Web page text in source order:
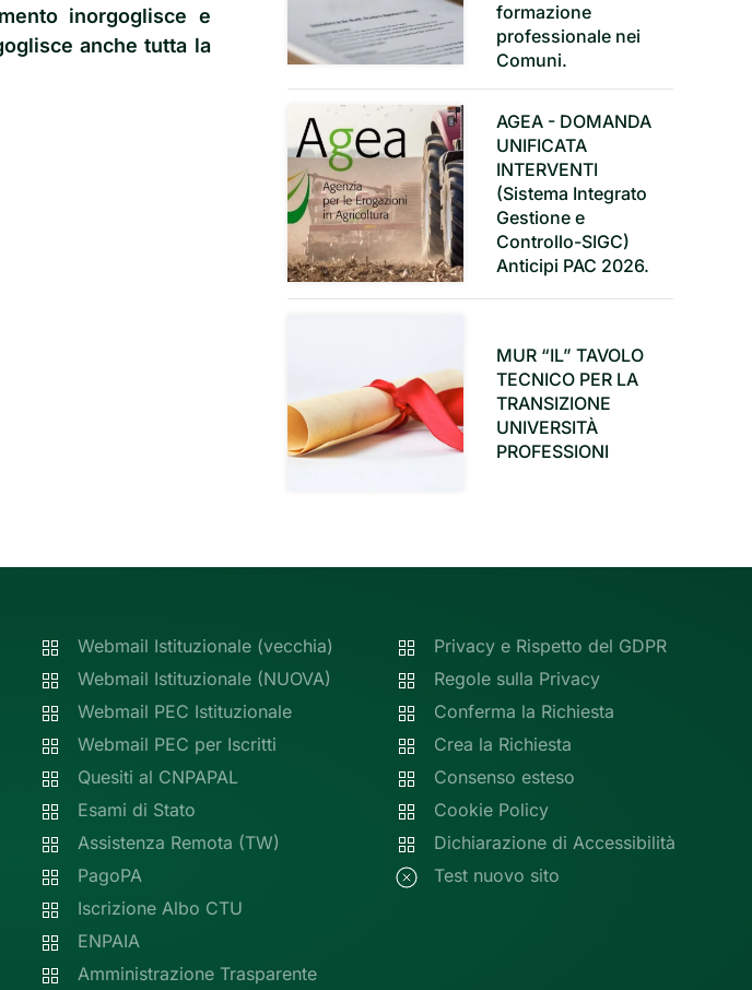
inorgoglisce e
anche tutta la
formazione
professionale nei
Comuni.
AGEA - DOMANDA
UNIFICATA
INTERVENTI
(Sistema Integrato
Gestione e
Controllo-SIGC)
Anticipi PAC 2026.
MUR “IL” TAVOLO
TECNICO PER LA
TRANSIZIONE
UNIVERSITÀ
PROFESSIONI
Webmail Istituzionale (vecchia)
Webmail Istituzionale (NUOVA)
Webmail PEC Istituzionale
Webmail PEC per Iscritti
Quesiti al CNPAPAL
Esami di Stato
Assistenza Remota (TW)
PagoPA
Iscrizione Albo CTU
ENPAIA
Amministrazione Trasparente
Privacy e Rispetto del GDPR
Regole sulla Privacy
Conferma la Richiesta
Crea la Richiesta
Consenso esteso
Cookie Policy
Dichiarazione di Accessibilità
Test nuovo sito